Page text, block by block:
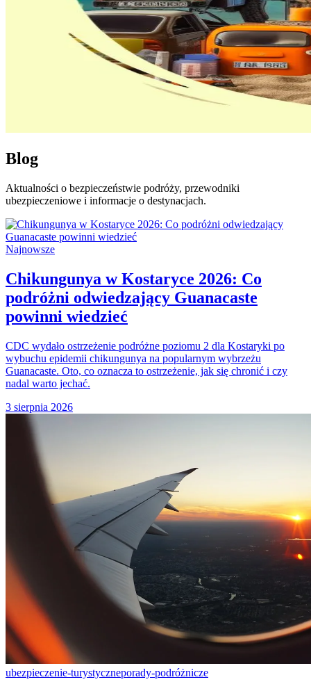
Blog
Aktualności o bezpieczeństwie podróży, przewodniki
ubezpieczeniowe i informacje o destynacjach.
Najnowsze
Chikungunya w Kostaryce 2026: Co
podróżni odwiedzający Guanacaste
powinni wiedzieć
CDC wydało ostrzeżenie podróżne poziomu 2 dla Kostaryki po
wybuchu epidemii chikungunya na popularnym wybrzeżu
Guanacaste. Oto, co oznacza to ostrzeżenie, jak się chronić i czy
nadal warto jechać.
3 sierpnia 2026
ubezpieczenie-turystyczneporady-podróżnicze